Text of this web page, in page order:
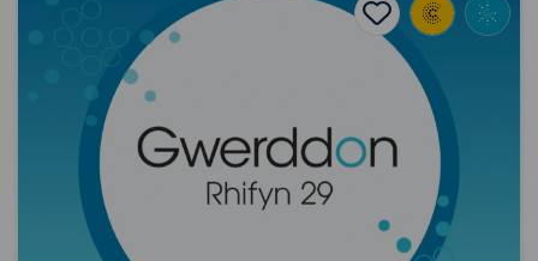
Add to favourites
Dyddiad cyhoeddi: 2019 Add to favourites
Osian Elias a Gwenno Griffith, '"Mae hergwd
cyn bwysiced â hawl": newid ymddygiad a
pholisi’r iaith Gymraeg' (...
Seicoleg Gwerddon
Polisi Iaith
Adnodd Coleg Cymraeg